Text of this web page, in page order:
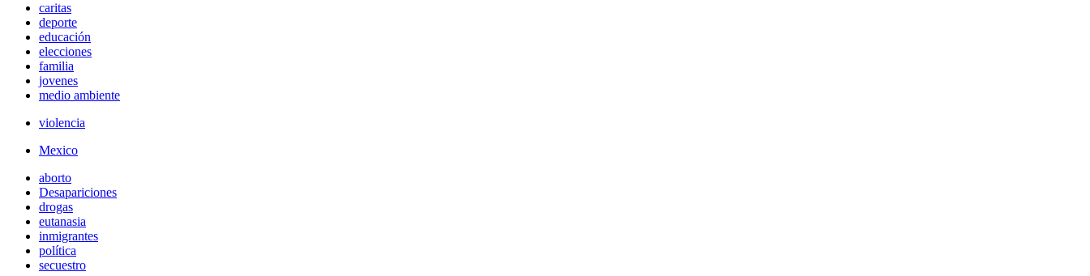
caritas
deporte
educación
elecciones
familia
jovenes
medio ambiente
violencia
Mexico
aborto
Desapariciones
drogas
eutanasia
inmigrantes
política
secuestro